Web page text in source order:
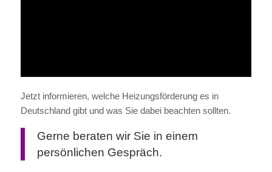
Jetzt informieren, welche Heizungsförderung es in
Deutschland gibt und was Sie dabei beachten sollten.
Gerne beraten wir Sie in einem
persönlichen Gespräch.